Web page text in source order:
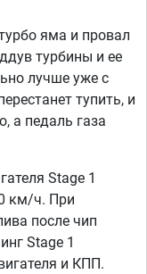
яма и провал
турбины и ее
лучше уже с
тупить, и
а педаль газа
Stage 1
км/ч. При
после чип
Stage 1
и КПП.